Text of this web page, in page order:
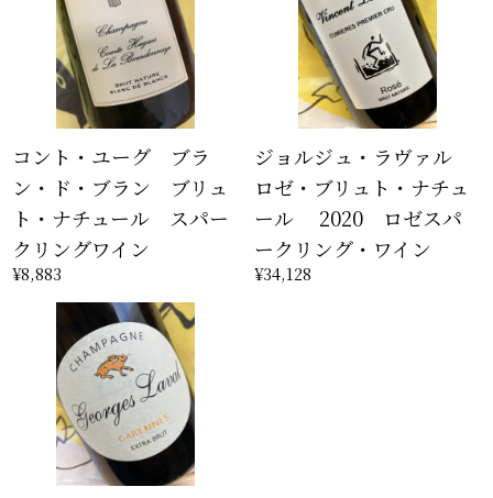
コント・ユーグ ブラ
ン・ド・ブラン ブリュ
ト・ナチュール スパー
クリングワイン
¥8,883
ジョルジュ・ラヴァル
ロゼ・ブリュト・ナチュ
ール 2020 ロゼスパ
ークリング・ワイン
¥34,128